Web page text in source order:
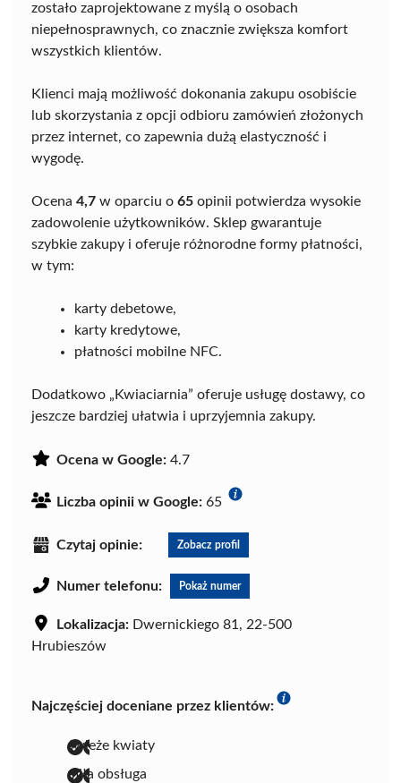
zostało zaprojektowane z myślą o osobach
niepełnosprawnych, co znacznie zwiększa komfort
wszystkich klientów.
Klienci mają możliwość dokonania zakupu osobiście
lub skorzystania z opcji odbioru zamówień złożonych
przez internet, co zapewnia dużą elastyczność i
wygodę.
Ocena 4,7 w oparciu o 65 opinii potwierdza wysokie
zadowolenie użytkowników. Sklep gwarantuje
szybkie zakupy i oferuje różnorodne formy płatności,
w tym:
karty debetowe,
karty kredytowe,
płatności mobilne NFC.
Dodatkowo „Kwiaciarnia” oferuje usługę dostawy, co
jeszcze bardziej ułatwia i uprzyjemnia zakupy.
Ocena w Google: 4.7
Liczba opinii w Google: 65
Czytaj opinie: Zobacz profil
Numer telefonu: Pokaż numer
Lokalizacja: Dwernickiego 81, 22-500
Hrubieszów
Najczęściej doceniane przez klientów:
świeże kwiaty
miła obsługa